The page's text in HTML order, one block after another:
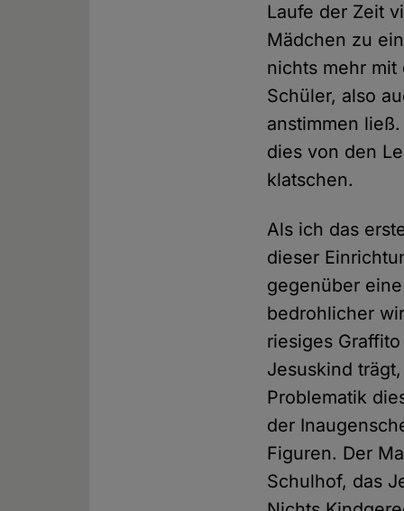
Laufe der Zeit
Mädchen zu
nichts mehr
Schüler, also
anstimmen
dies von den
klatschen.
Als ich das
dieser
gegenüber
bedrohlicher
riesiges
Jesuskind
Problematik
der
Figuren. Der
Schulhof, das